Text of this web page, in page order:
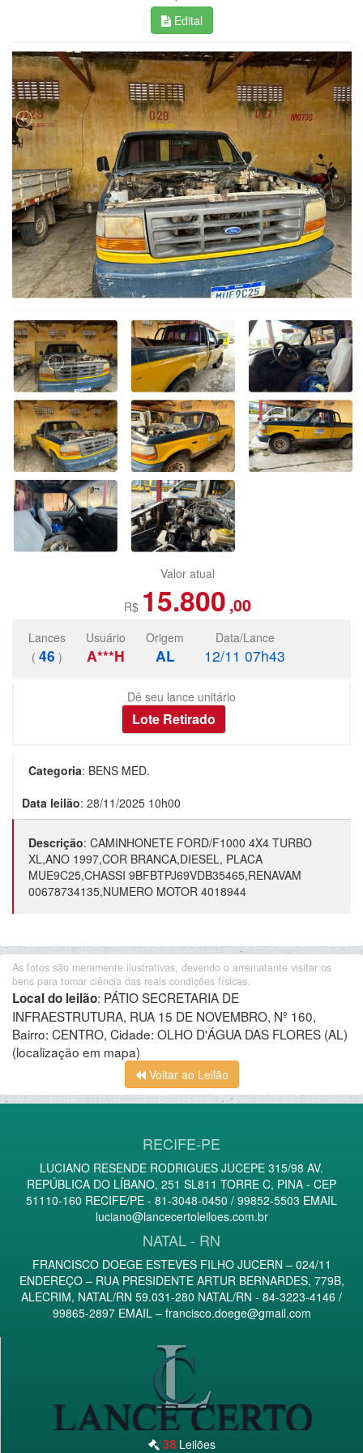
Edital
Valor atual
R$ 15.800 ,00
Lances
( 46 )
Usuário
A***H
Origem
AL
Data/Lance
12/11 07h43
Dê seu lance unitário
Categoria: BENS MED.
Data leilão: 28/11/2025 10h00
Descrição: CAMINHONETE FORD/F1000 4X4 TURBO
XL,ANO 1997,COR BRANCA,DIESEL, PLACA
MUE9C25,CHASSI 9BFBTPJ69VDB35465,RENAVAM
00678734135,NUMERO MOTOR 4018944
As fotos são meramente ilustrativas, devendo o arrematante visitar os
bens para tomar ciência das reais condições físicas.
Local do leilão: PÁTIO SECRETARIA DE
INFRAESTRUTURA, RUA 15 DE NOVEMBRO, Nº 160,
Bairro: CENTRO, Cidade: OLHO D'ÁGUA DAS FLORES (AL)
(localização em mapa)
Voltar ao Leilão
RECIFE-PE
LUCIANO RESENDE RODRIGUES JUCEPE 315/98 AV.
REPÚBLICA DO LÍBANO, 251 SL811 TORRE C, PINA - CEP
51110-160 RECIFE/PE - 81-3048-0450 / 99852-5503 EMAIL
luciano@lancecertoleiloes.com.br
NATAL - RN
FRANCISCO DOEGE ESTEVES FILHO JUCERN – 024/11
ENDEREÇO – RUA PRESIDENTE ARTUR BERNARDES, 779B,
ALECRIM, NATAL/RN 59.031-280 NATAL/RN - 84-3223-4146 /
99865-2897 EMAIL – francisco.doege@gmail.com
38 Leilões